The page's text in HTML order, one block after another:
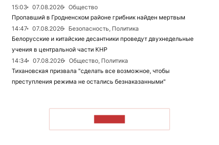
15:03
07.08.2026
Общество
Пропавший в Гродненском районе грибник найден мертвым
14:47
07.08.2026
Безопасность, Политика
Белорусские и китайские десантники проведут двухнедельные
учения в центральной части КНР
14:34
07.08.2026
Общество, Политика
Тихановская призвала "сделать все возможное, чтобы
преступления режима не остались безнаказанными"